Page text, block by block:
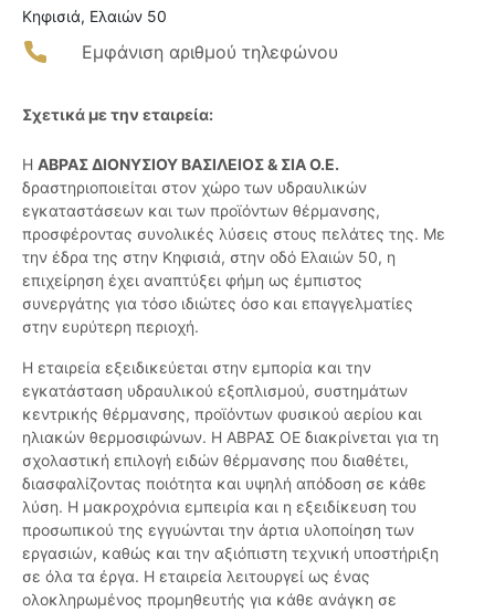
Κηφισιά, Ελαιών 50
Εμφάνιση αριθμού τηλεφώνου
Σχετικά με την εταιρεία:
Η ΑΒΡΑΣ ΔΙΟΝΥΣΙΟΥ ΒΑΣΙΛΕΙΟΣ & ΣΙΑ Ο.Ε.
δραστηριοποιείται στον χώρο των υδραυλικών
εγκαταστάσεων και των προϊόντων θέρμανσης,
προσφέροντας συνολικές λύσεις στους πελάτες της. Με
την έδρα της στην Κηφισιά, στην οδό Ελαιών 50, η
επιχείρηση έχει αναπτύξει φήμη ως έμπιστος
συνεργάτης για τόσο ιδιώτες όσο και επαγγελματίες
στην ευρύτερη περιοχή.
Η εταιρεία εξειδικεύεται στην εμπορία και την
εγκατάσταση υδραυλικού εξοπλισμού, συστημάτων
κεντρικής θέρμανσης, προϊόντων φυσικού αερίου και
ηλιακών θερμοσιφώνων. Η ΑΒΡΑΣ ΟΕ διακρίνεται για τη
σχολαστική επιλογή ειδών θέρμανσης που διαθέτει,
διασφαλίζοντας ποιότητα και υψηλή απόδοση σε κάθε
λύση. Η μακροχρόνια εμπειρία και η εξειδίκευση του
προσωπικού της εγγυώνται την άρτια υλοποίηση των
εργασιών, καθώς και την αξιόπιστη τεχνική υποστήριξη
σε όλα τα έργα. Η εταιρεία λειτουργεί ως ένας
ολοκληρωμένος προμηθευτής για κάθε ανάγκη σε